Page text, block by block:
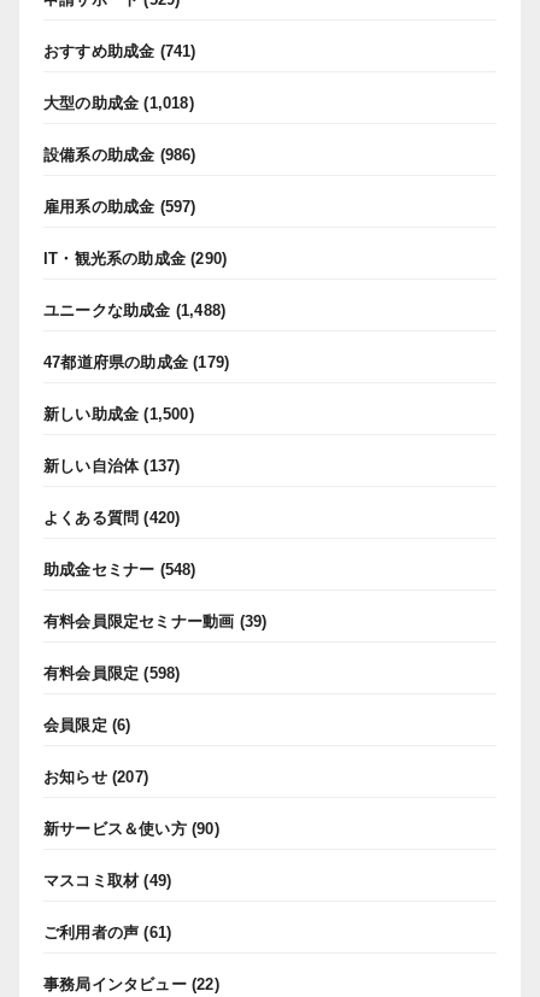
おすすめ助成金 (741)
大型の助成金 (1,018)
設備系の助成金 (986)
雇用系の助成金 (597)
IT・観光系の助成金 (290)
ユニークな助成金 (1,488)
47都道府県の助成金 (179)
新しい助成金 (1,500)
新しい自治体(137)
よくある質問 (420)
助成金セミナー (548)
有料会員限定セミナー動画 (39)
有料会員限定 (598)
会員限定 (6)
お知らせ(207)
新サービス＆使い方(90)
マスコミ取材 (49)
ご利用者の声 (61)
事務局インタビュー(22)